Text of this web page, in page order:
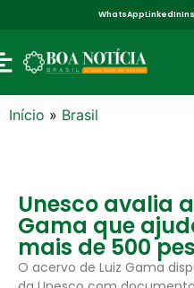
WhatsAppLinkedIn
Início » Brasil
Unesco avalia
Gama que
mais de 500
O acervo de Luiz Gama